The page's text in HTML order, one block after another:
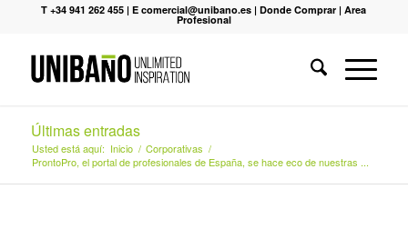
T +34 941 262 455 |E comercial@unibano.es |Donde Comprar |Area
Profesional
Últimas entradas
Usted está aquí: Inicio / Corporativas /
ProntoPro, el portal de profesionales de España, se hace eco de nuestras ...